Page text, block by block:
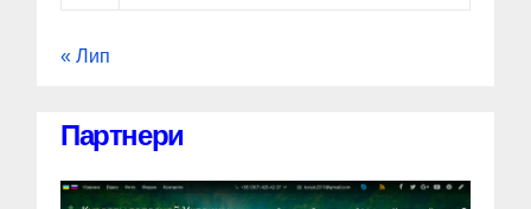
« Лип
Партнери